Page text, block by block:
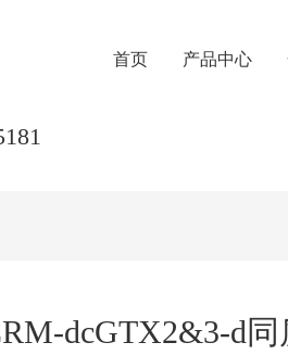
首页 产品中心
dcGTX2&3-d同